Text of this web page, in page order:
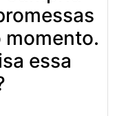
momento.
essa